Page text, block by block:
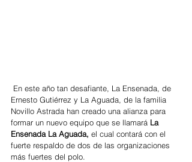
Ernesto Gutiérrez y La Aguada, de la familia
Novillo Astrada han creado una alianza para
formar un nuevo equipo que se llamará La
Ensenada La Aguada, el cual contará con el
fuerte respaldo de dos de las organizaciones
más fuertes del polo.